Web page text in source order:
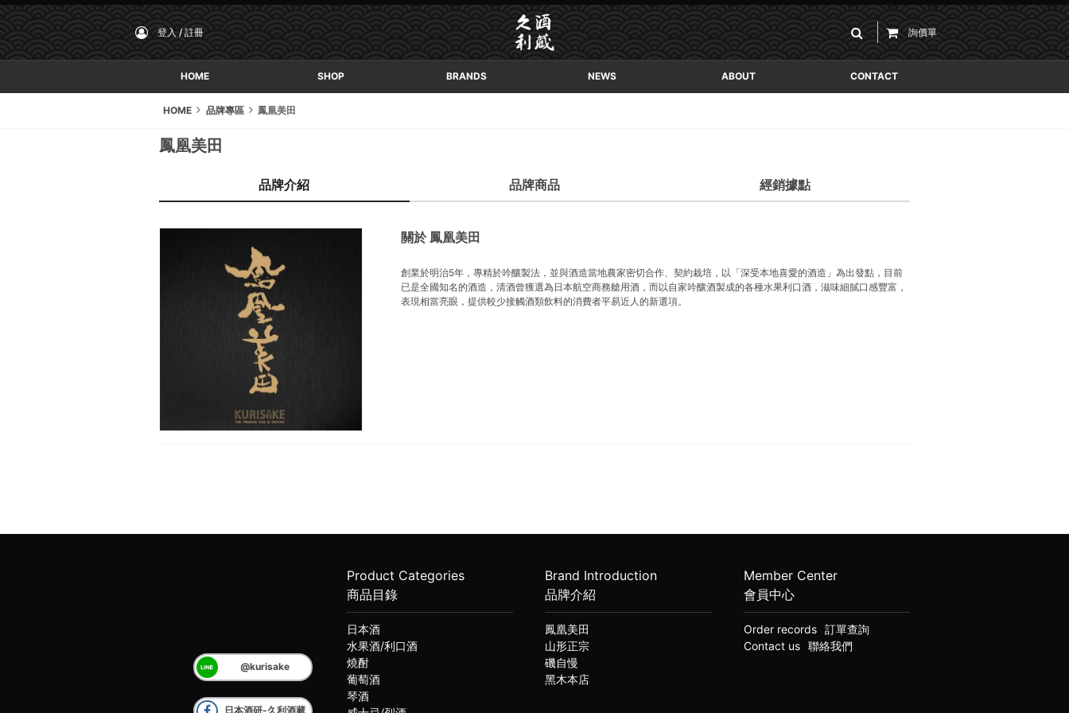
登入 / 註冊 詢價單
HOME SHOP BRANDS NEWS ABOUT CONTACT
HOME 品牌專區 鳳凰美田
鳳凰美田
品牌介紹 品牌商品 經銷據點
關於 鳳凰美田
創業於明治5年，專精於吟釀製法，並與酒造當地農家密切合作、契約栽培，以「深受本地喜愛的酒造」為出發點，目前
已是全國知名的酒造，清酒曾獲選為日本航空商務艙用酒，而以自家吟釀酒製成的各種水果利口酒，滋味細膩口感豐富，
表現相當亮眼，提供較少接觸酒類飲料的消費者平易近人的新選項。
@kurisake
日本酒研-久利酒藏
Product Categories
商品目錄
日本酒
水果酒/利口酒
燒酎
葡萄酒
琴酒
Brand Introduction
品牌介紹
鳳凰美田
山形正宗
磯自慢
黑木本店
Member Center
會員中心
Order records
訂單查詢
Contact us
聯絡我們